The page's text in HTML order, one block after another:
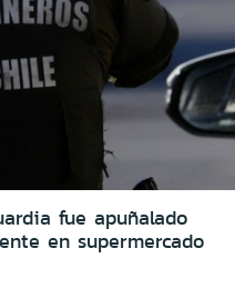
fue apuñalado
en supermercado